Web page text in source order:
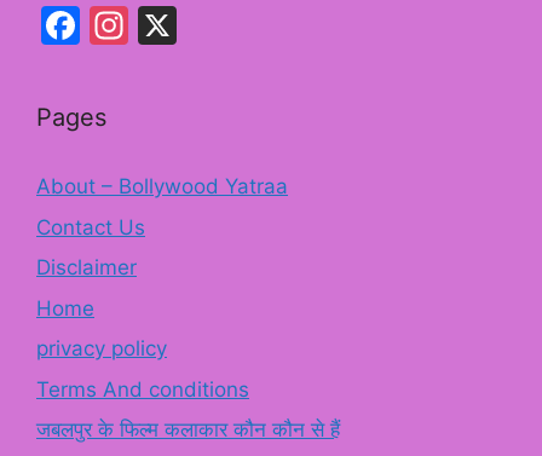
Facebook
Instagram
Pages
About – Bollywood Yatraa
Contact Us
Disclaimer
Home
privacy policy
Terms And conditions
जबलपुर के फिल्म कलाकार कौन कौन से हैं